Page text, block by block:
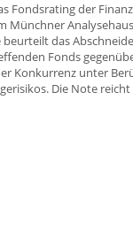
Fondsrating der
Münchner
das
Fonds
Konkurrenz unter
Die Note